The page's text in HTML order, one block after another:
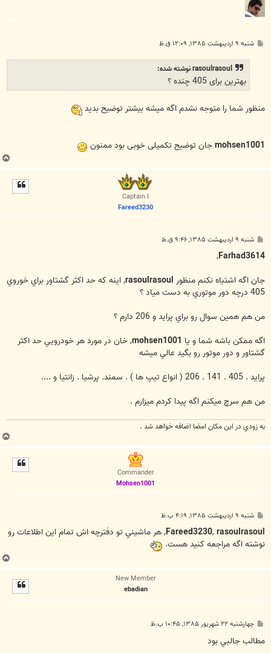
شنبه ۹ اردیبهشت ۱۳۸۵, ۱۲:۰۹ ق.ظ
rasoulrasoul نوشته شده:
بهترین برای 405 چنده ؟
منظور شما را متوجه نشدم اگه میشه بیشتر توضیح بدید
mohsen1001جان توضیح تکمیلی خوبی بود ممنون
Captain I
Fareed3230
ت
شنبه ۹ اردیبهشت ۱۳۸۵, ۹:۴۶ ق.ظ
Farhad3614
,
جان اگه اشتباه نكنم منظور rasoulrasoul, اينه كه حد اكثر گشتاور براي خوروي
405 درچه دور موتوري به دست مياد ؟
من هم همين سوال رو براي پرايد و 206 دارم ؟
اگه ممكن باشه شما و يا mohsen1001, خان در مورد هر خودرويي حد اكثر
گشتاور و دور موتور رو بگيد عالي ميشه
پرايد . 405 . 141 . 206 ( انواع تيپ ها ) . سمند. پرشيا . زانتيا و ....
من هم سرچ ميكنم اگه پيدا كردم ميزارم .
به زودي در اين مكان امضا اضافه خواهد شد .
Commander
Mohsen1001
ت
شنبه ۹ اردیبهشت ۱۳۸۵, ۴:۱۹ ب.ظ
Fareed3230, rasoulrasoul
, هر ماشيني تو دفترچه اش تمام اين اطلاعات رو
نوشته اگه مراجعه کنيد هست.
New Member
ebadian
س
ت
چهارشنبه ۲۲ شهریور ۱۳۸۵, ۱۰:۴۵ ب.ظ
مطالب جالبي بود